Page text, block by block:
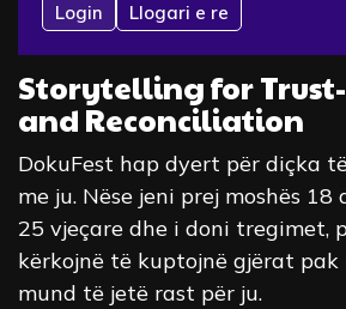
Login
Llogari e re
Storytelling for
and Reconciliation
DokuFest hap dyert për diçka
me ju. Nëse jeni prej moshës 18
25 vjeçare dhe i doni tregimet,
kërkojnë të kuptojnë gjërat pak
mund të jetë rast për ju.